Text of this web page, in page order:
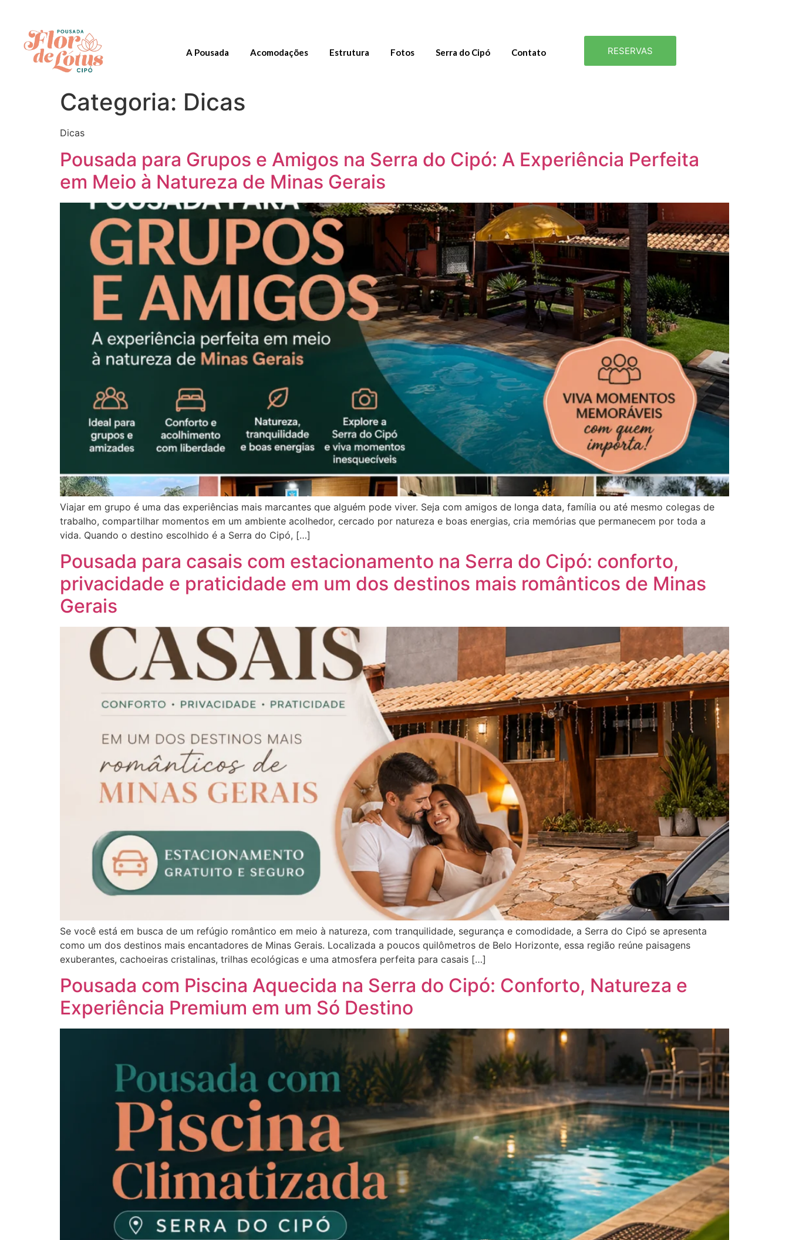
A Pousada Acomodações Estrutura Fotos Serra do Cipó Contato RESERVAS
Categoria: Dicas
Dicas
Pousada para Grupos e Amigos na Serra do Cipó: A Experiência Perfeita
em Meio à Natureza de Minas Gerais
Viajar em grupo é uma das experiências mais marcantes que alguém pode viver. Seja com amigos de longa data, família ou até mesmo colegas de
trabalho, compartilhar momentos em um ambiente acolhedor, cercado por natureza e boas energias, cria memórias que permanecem por toda a
vida. Quando o destino escolhido é a Serra do Cipó, […]
Pousada para casais com estacionamento na Serra do Cipó: conforto,
privacidade e praticidade em um dos destinos mais românticos de Minas
Gerais
Se você está em busca de um refúgio romântico em meio à natureza, com tranquilidade, segurança e comodidade, a Serra do Cipó se apresenta
como um dos destinos mais encantadores de Minas Gerais. Localizada a poucos quilômetros de Belo Horizonte, essa região reúne paisagens
exuberantes, cachoeiras cristalinas, trilhas ecológicas e uma atmosfera perfeita para casais […]
Pousada com Piscina Aquecida na Serra do Cipó: Conforto, Natureza e
Experiência Premium em um Só Destino